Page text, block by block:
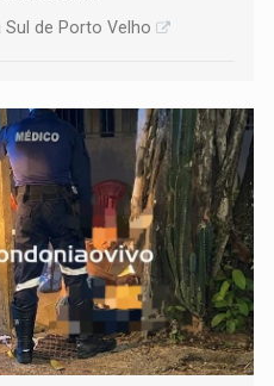
de Porto Velho